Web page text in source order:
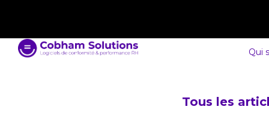
Qui
Tous les